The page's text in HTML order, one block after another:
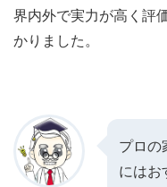
界内外で実力が高く評
かりました。
プロの
にはお